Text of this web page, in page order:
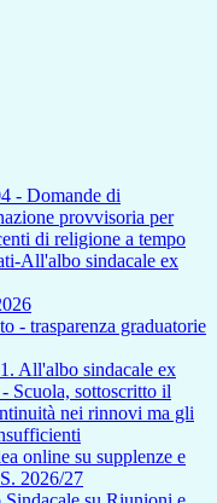
- Domande di
provvisoria per
di religione a tempo
All'albo sindacale ex
- trasparenza graduatorie
All'albo sindacale ex
Scuola, sottoscritto il
nei rinnovi ma gli
online su supplenze e
2026/27